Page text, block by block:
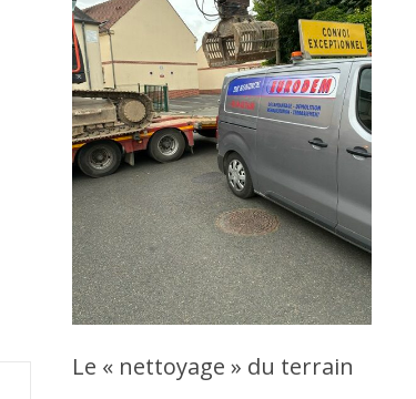
Le « nettoyage » du terrain